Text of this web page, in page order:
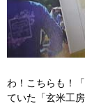
わ！こちらも！
ていた「玄米工